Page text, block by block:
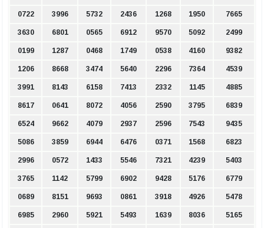
0722 3996 5732 2436 1268 1950 7665
3630 6801 0565 6912 9570 5092 2499
0199 1287 0468 1749 0538 4160 9382
1206 8668 3474 5640 2296 7364 4539
3991 8143 6158 7413 2332 1145 4885
8617 0641 8072 4056 2590 3795 6839
6524 9662 4079 2937 2596 7543 9435
5086 3859 6944 6476 0371 1568 6823
2996 0572 1433 5546 7321 4239 5403
3765 1142 5799 6902 9428 5176 6779
0689 8151 9693 0861 3918 4926 5478
6985 2960 5921 5493 1639 8036 5165